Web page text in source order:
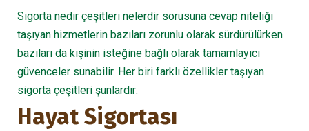
Sigorta nedir çeşitleri nelerdir sorusuna cevap niteliği
taşıyan hizmetlerin bazıları zorunlu olarak sürdürülürken
bazıları da kişinin isteğine bağlı olarak tamamlayıcı
güvenceler sunabilir. Her biri farklı özellikler taşıyan
sigorta çeşitleri şunlardır:
Hayat Sigortası